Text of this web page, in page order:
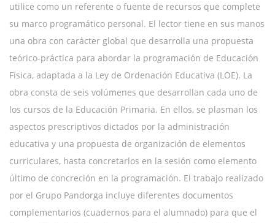
utilice como un referente o fuente de recursos que complete
su marco programático personal. El lector tiene en sus manos
una obra con carácter global que desarrolla una propuesta
teórico-práctica para abordar la programación de Educación
Física, adaptada a la Ley de Ordenación Educativa (LOE). La
obra consta de seis volúmenes que desarrollan cada uno de
los cursos de la Educación Primaria. En ellos, se plasman los
aspectos prescriptivos dictados por la administración
educativa y una propuesta de organización de elementos
curriculares, hasta concretarlos en la sesión como elemento
último de concreción en la programación. El trabajo realizado
por el Grupo Pandorga incluye diferentes documentos
complementarios (cuadernos para el alumnado) para que el